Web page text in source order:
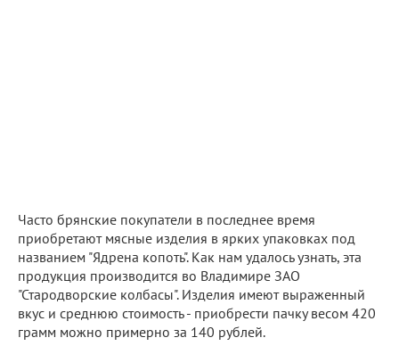
Часто брянские покупатели в последнее время
приобретают мясные изделия в ярких упаковках под
названием "Ядрена копоть". Как нам удалось узнать, эта
продукция производится во Владимире ЗАО
"Стародворские колбасы". Изделия имеют выраженный
вкус и среднюю стоимость - приобрести пачку весом 420
грамм можно примерно за 140 рублей.